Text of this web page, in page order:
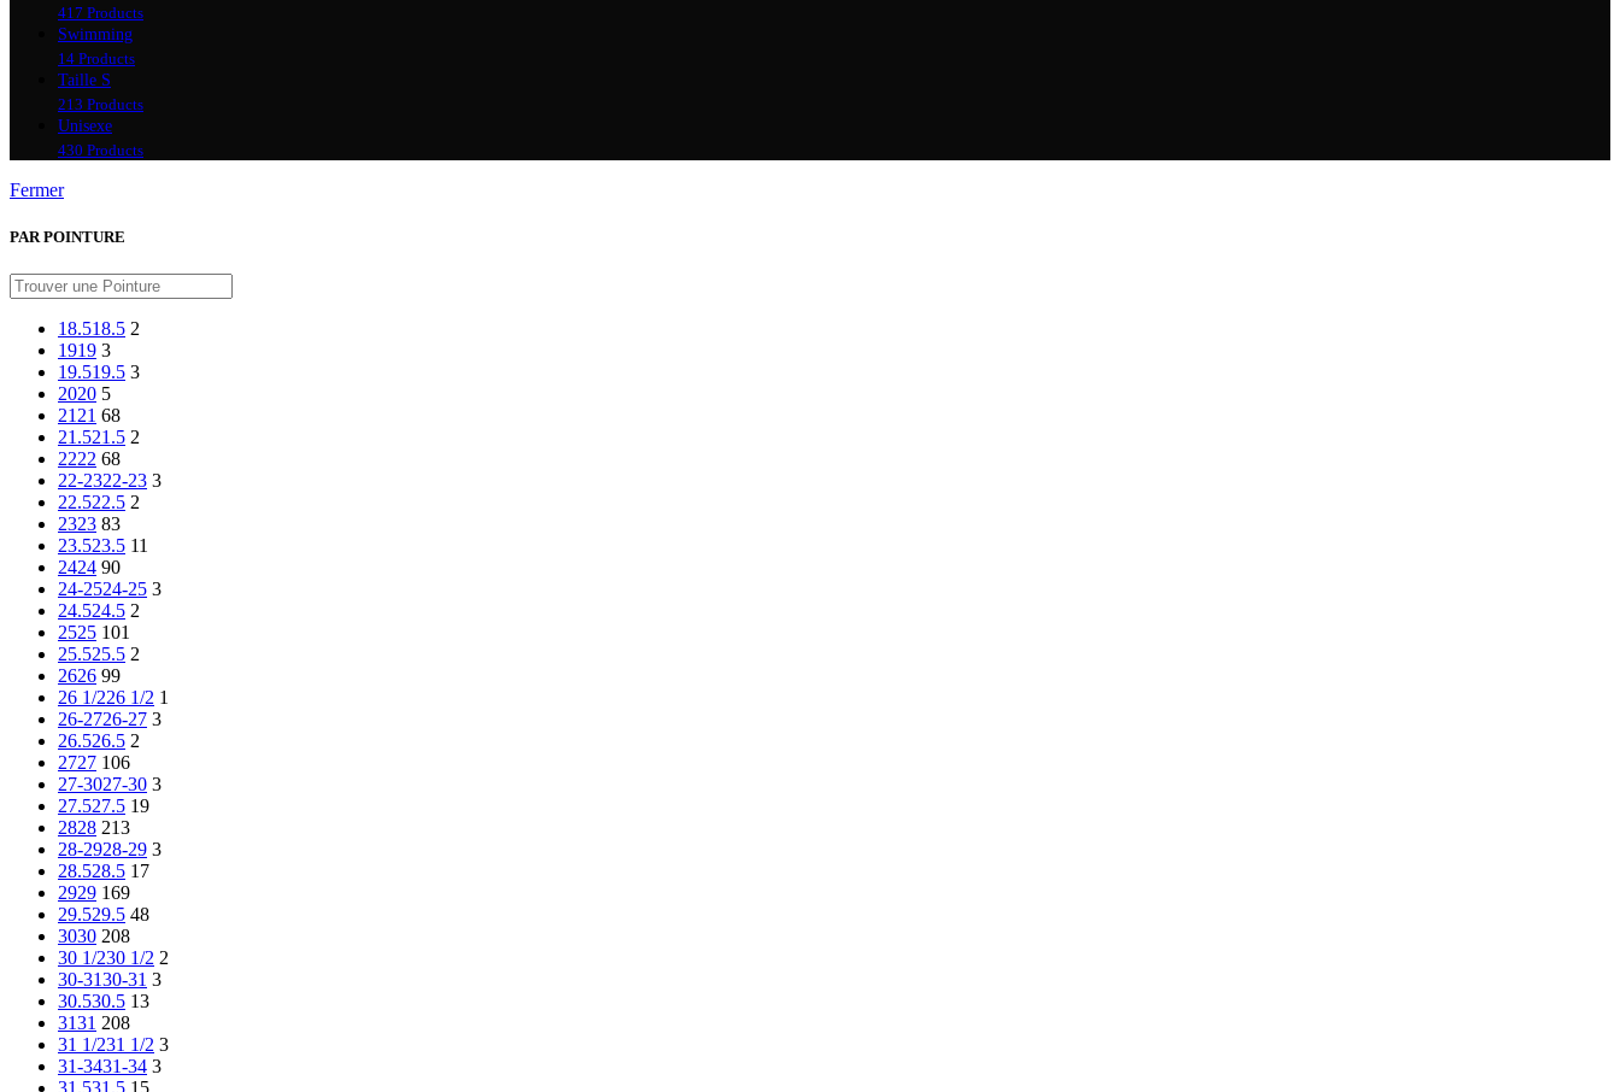
417 Products
Swimming
14 Products
Taille S
213 Products
Unisexe
430 Products
Fermer
PAR POINTURE
18.518.5 2
1919 3
19.519.5 3
2020 5
21 21 68
21.521.5 2
2222 68
22-2322-23 3
22.522.5 2
2323 83
23.523.5 11
2424 90
24-2524-25 3
24.524.5 2
2525 101
25.525.5 2
2626 99
26 1/226 1/2 1
26-2726-27 3
26.526.5 2
2727 106
27-3027-30 3
27.527.5 19
2828 213
28-2928-29 3
28.528.5 17
2929 169
29.529.5 48
3030 208
30 1/230 1/2 2
30-3130-31 3
30.530.5 13
3131 208
31 1/231 1/2 3
31-3431-34 3